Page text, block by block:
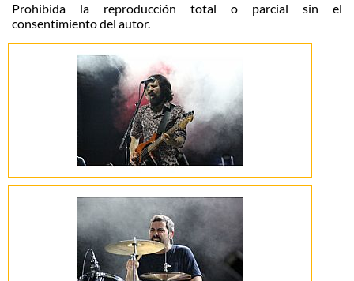
Prohibida la reproducción total o parcial sin el
consentimiento del autor.